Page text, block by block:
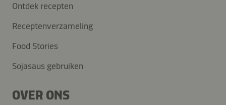
Ontdek recepten
Receptenverzameling
Food Stories
Sojasaus gebruiken
OVER ONS